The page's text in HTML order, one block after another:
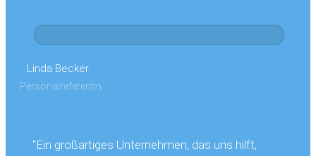
Linda Becker
Personalreferentin
"Ein großartiges Unternehmen, das uns hilft,